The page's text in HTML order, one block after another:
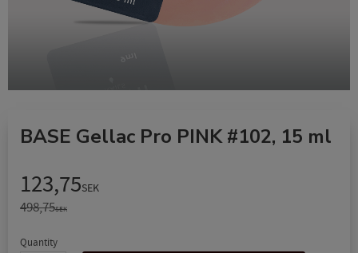
BASE Gellac Pro PINK #102, 15 ml
Reduced price:
123,75SEK
Original price:
498,75SEK
Quantity